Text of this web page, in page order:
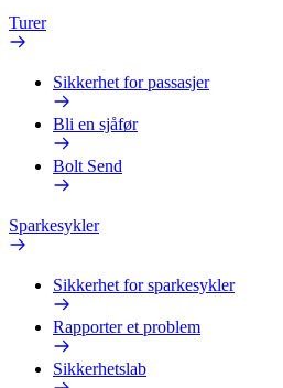
Turer
Sikkerhet for passasjer
Bli en sjåfør
Bolt Send
Sparkesykler
Sikkerhet for sparkesykler
Rapporter et problem
Sikkerhetslab